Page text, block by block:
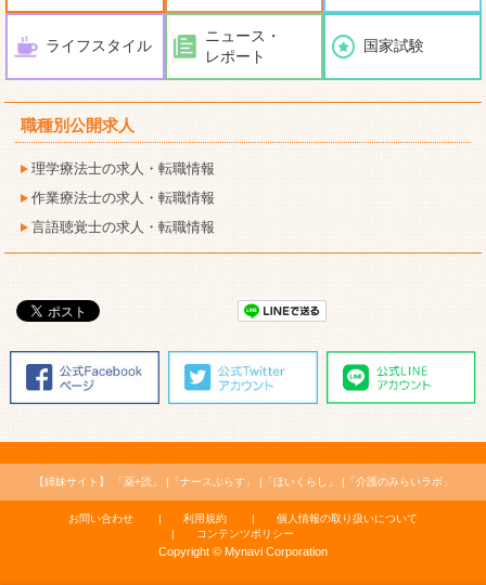
ライフスタイル
ニュース・
レポート
国家試験
職種別公開求人
理学療法士の求人・転職情報
作業療法士の求人・転職情報
言語聴覚士の求人・転職情報
【姉妹サイト】 「薬+読」 「ナースぷらす」 「ほいくらし」 「介護のみらいラボ」
お問い合わせ 利用規約
個人情報の取り扱いについて
コンテンツポリシー
Copyright © Mynavi Corporation